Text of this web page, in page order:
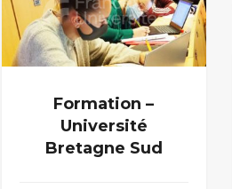
Formation –
Université
Bretagne Sud